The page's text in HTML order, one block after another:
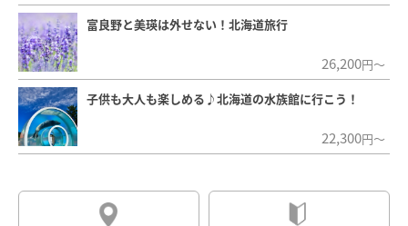
富良野と美瑛は外せない！北海道旅行
26,200円～
子供も大人も楽しめる♪北海道の水族館に行こう！
22,300円～